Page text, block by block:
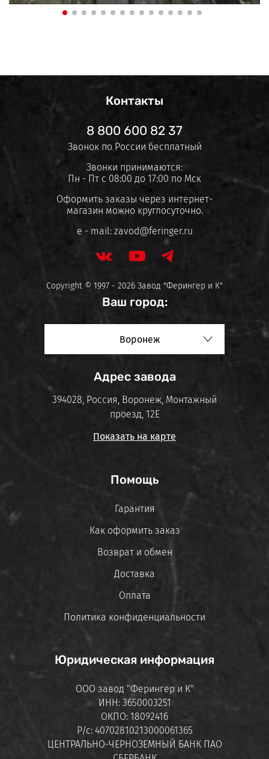
Контакты
8 800 600 82 37
Звонок по России бесплатный
Звонки принимаются:
Пн - Пт с 08:00 до 17:00 по Мск
Оформить заказы через интернет-
магазин можно круглосуточно.
e - mail: zavod@feringer.ru
Copyright © 1997 - 2026 Завод "Ферингер и К"
Ваш город:
Воронеж
Адрес завода
394028, Россия, Воронеж, Монтажный
проезд, 12Е
Показать на карте
Помощь
Гарантия
Как оформить заказ
Возврат и обмен
Доставка
Оплата
Политика конфиденциальности
Юридическая информация
ООО завод "Ферингер и К"
ИНН: 3650003251
ОКПО: 18092416
Р/с: 40702810213000061365
ЦЕНТРАЛЬНО-ЧЕРНОЗЕМНЫЙ БАНК ПАО